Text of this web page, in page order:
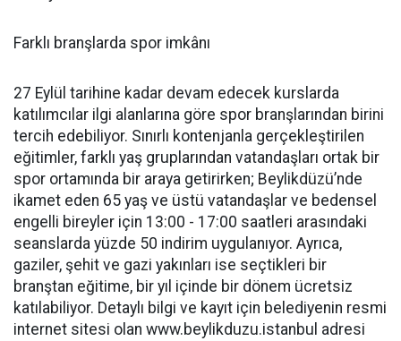
Farklı branşlarda spor imkânı
27 Eylül tarihine kadar devam edecek kurslarda
katılımcılar ilgi alanlarına göre spor branşlarından birini
tercih edebiliyor. Sınırlı kontenjanla gerçekleştirilen
eğitimler, farklı yaş gruplarından vatandaşları ortak bir
spor ortamında bir araya getirirken; Beylikdüzü’nde
ikamet eden 65 yaş ve üstü vatandaşlar ve bedensel
engelli bireyler için 13:00 - 17:00 saatleri arasındaki
seanslarda yüzde 50 indirim uygulanıyor. Ayrıca,
gaziler, şehit ve gazi yakınları ise seçtikleri bir
branştan eğitime, bir yıl içinde bir dönem ücretsiz
katılabiliyor. Detaylı bilgi ve kayıt için belediyenin resmi
internet sitesi olan www.beylikduzu.istanbul adresi